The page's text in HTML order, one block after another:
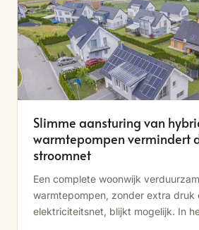
Slimme aansturing van
warmtepompen vermindert
stroomnet
Een complete woonwijk
warmtepompen, zonder extra druk
elektriciteitsnet, blijkt mogelijk. In